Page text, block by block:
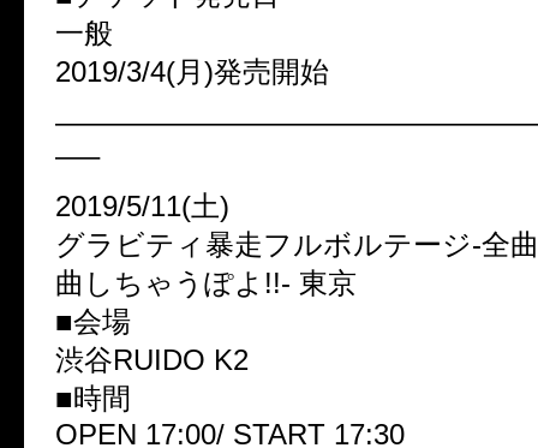
一般
2019/3/4(月)発売開始
—–
2019/5/11(土)
グラビティ暴走フルボルテージ-全
曲しちゃうぽよ!!- 東京
■会場
渋谷RUIDO K2
■時間
OPEN 17:00/ START 17:30